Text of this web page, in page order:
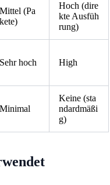
Mittel (Pa
kete)
Hoch (dire
kte Ausfüh
rung)
Sehr hoch High
Minimal
Keine (sta
ndardmäßi
g)